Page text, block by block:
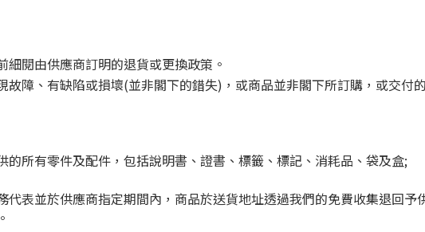
閱由供應商訂明的退貨或更換政策。
障、有缺陷或損壞(並非閣下的錯失)，或商品並非閣下所訂購，或交付
所有零件及配件，包括說明書、證書、標籤、標記、消耗品、袋及盒;
表並於供應商指定期間內，商品於送貨地址透過我們的免費收集退回予